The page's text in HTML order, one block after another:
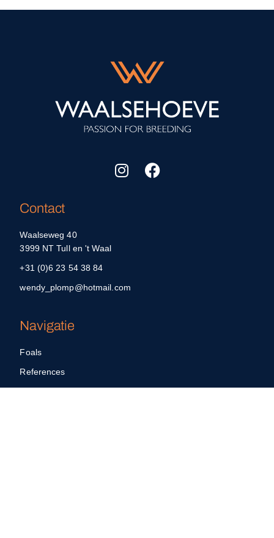
Contact
Waalseweg 40
3999 NT Tull en 't Waal
+31 (0)6 23 54 38 84
wendy_plomp@hotmail.com
Navigatie
Foals
References